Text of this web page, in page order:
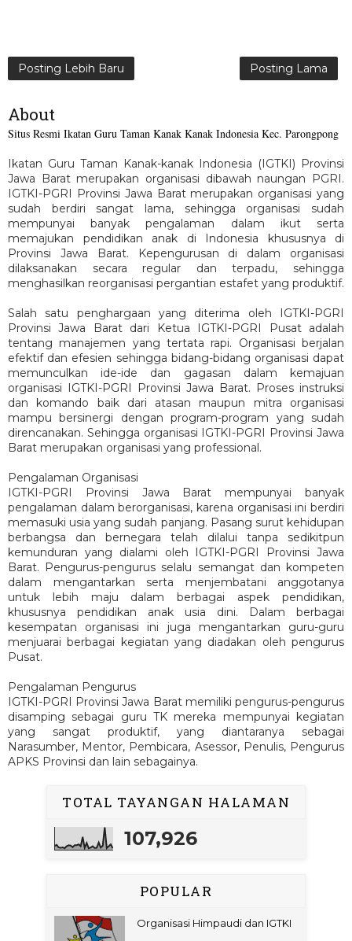
Posting Lebih Baru Posting Lama
About
Situs Resmi Ikatan Guru Taman Kanak Kanak Indonesia Kec. Parongpong
Ikatan Guru Taman Kanak-kanak Indonesia (IGTKI) Provinsi
Jawa Barat merupakan organisasi dibawah naungan PGRI.
IGTKI-PGRI Provinsi Jawa Barat merupakan organisasi yang
sudah berdiri sangat lama, sehingga organisasi sudah
mempunyai banyak pengalaman dalam ikut serta
memajukan pendidikan anak di Indonesia khususnya di
Provinsi Jawa Barat. Kepengurusan di dalam organisasi
dilaksanakan secara regular dan terpadu, sehingga
menghasilkan reorganisasi pergantian estafet yang produktif.
Salah satu penghargaan yang diterima oleh IGTKI-PGRI
Provinsi Jawa Barat dari Ketua IGTKI-PGRI Pusat adalah
tentang manajemen yang tertata rapi. Organisasi berjalan
efektif dan efesien sehingga bidang-bidang organisasi dapat
memunculkan ide-ide dan gagasan dalam kemajuan
organisasi IGTKI-PGRI Provinsi Jawa Barat. Proses instruksi
dan komando baik dari atasan maupun mitra organisasi
mampu bersinergi dengan program-program yang sudah
direncanakan. Sehingga organisasi IGTKI-PGRI Provinsi Jawa
Barat merupakan organisasi yang professional.
Pengalaman Organisasi
IGTKI-PGRI Provinsi Jawa Barat mempunyai banyak
pengalaman dalam berorganisasi, karena organisasi ini berdiri
memasuki usia yang sudah panjang. Pasang surut kehidupan
berbangsa dan bernegara telah dilalui tanpa sedikitpun
kemunduran yang dialami oleh IGTKI-PGRI Provinsi Jawa
Barat. Pengurus-pengurus selalu semangat dan kompeten
dalam mengantarkan serta menjembatani anggotanya
untuk lebih maju dalam berbagai aspek pendidikan,
khususnya pendidikan anak usia dini. Dalam berbagai
kesempatan organisasi ini juga mengantarkan guru-guru
menjuarai berbagai kegiatan yang diadakan oleh pengurus
Pusat.
Pengalaman Pengurus
IGTKI-PGRI Provinsi Jawa Barat memiliki pengurus-pengurus
disamping sebagai guru TK mereka mempunyai kegiatan
yang sangat produktif, yang diantaranya sebagai
Narasumber, Mentor, Pembicara, Asessor, Penulis, Pengurus
APKS Provinsi dan lain sebagainya.
TOTAL TAYANGAN HALAMAN
107,926
POPULAR
Organisasi Himpaudi dan IGTKI